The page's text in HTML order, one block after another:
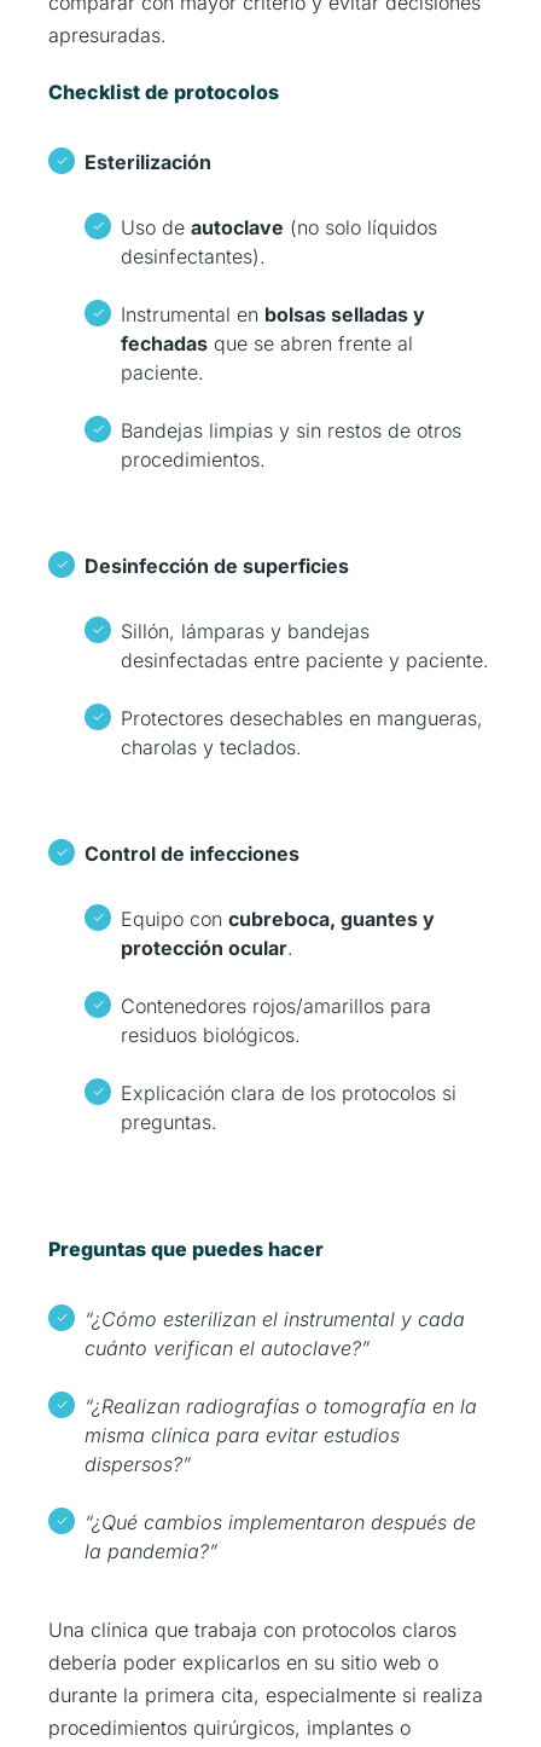
apresuradas.
Checklist de protocolos
Esterilización
Uso de autoclave (no solo líquidos
desinfectantes).
Instrumental en bolsas selladas y
fechadas que se abren frente al
paciente.
Bandejas limpias y sin restos de otros
procedimientos.
Desinfección de superficies
Sillón, lámparas y bandejas
desinfectadas entre paciente y paciente.
Protectores desechables en mangueras,
charolas y teclados.
Control de infecciones
Equipo con cubreboca, guantes y
protección ocular.
Contenedores rojos/amarillos para
residuos biológicos.
Explicación clara de los protocolos si
preguntas.
Preguntas que puedes hacer
“¿Cómo esterilizan el instrumental y cada
cuánto verifican el autoclave?”
“¿Realizan radiografías o tomografía en la
misma clínica para evitar estudios
dispersos?”
“¿Qué cambios implementaron después de
la pandemia?”
Una clínica que trabaja con protocolos claros
debería poder explicarlos en su sitio web o
durante la primera cita, especialmente si realiza
procedimientos quirúrgicos, implantes o